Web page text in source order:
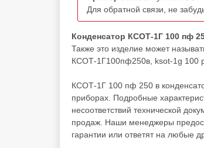
Для обратной связи, не
Конденсатор КСОТ-1Г 100 пф
Также это изделие может
КСОТ-1Г100пф250в, ksot-1g 100
КСОТ-1Г 100 пф 250 в
приборах. Подробные
несоответствий технической
продаж. Наши менеджеры
гарантии или ответят на любые